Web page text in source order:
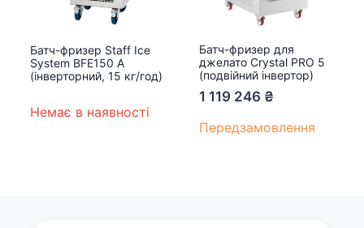
Батч-фризер Staff Ice
System BFE150 A
(інверторний, 15 кг/год)
Немає в наявності
Батч-фризер для
джелато Crystal PRO 5
(подвійний інвертор)
1 119 246 ₴
Передзамовлення